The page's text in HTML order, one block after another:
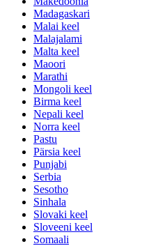
Madagaskari
Malai keel
Malajalami
Malta keel
Maoori
Marathi
Mongoli keel
Birma keel
Nepali keel
Norra keel
Pastu
Pärsia keel
Punjabi
Serbia
Sesotho
Sinhala
Slovaki keel
Sloveeni keel
Somaali